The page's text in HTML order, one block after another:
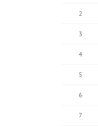
2
3
4
5
6
7